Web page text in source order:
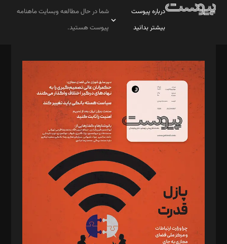
درباره پیوست
بیشتر بدانید
شما در حال مطالعه وبسایت ماهنامه
پیوست هستید.
مدیر مسئول: محمدباقر اثنی‌عشری
سردبیر: مهرک محمودی
دبیر تحریریه: میثم قاسمی
د‌بیر ناداستان: سمانه سمیع
د‌بیر خدمت و تجارت: ابوالفضل رجبی
د‌بیر حقوق فناوری: حسام‌الدین ایپکچی
د‌بیر پیوست جهان: مینا پاکدل
د‌بیر تحریریه آنلاین: بابک نقاش
تحریریه‌: مجتبی محمود‌ی، آرش برهمند، یسنا امان‌پور، سروش کرمیان،
مصطفی مسجدی آرانی، ابوالفضل رجبی، زهرا فکرانه، فائزه فتحی
رستمی،مصطفی باستان
ویرایش: نگار استاد‌‌آقا
طراح یونیفرم: مجید توکلی